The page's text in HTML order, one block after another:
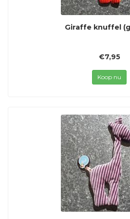
Giraffe knuffel
€7,95
Koop nu